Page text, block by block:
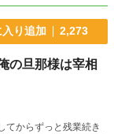
り追加 2,273
の旦那様は宰相
てからずっと残業続き